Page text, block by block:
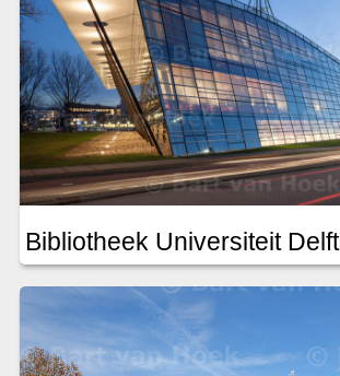
Bibliotheek Universiteit Delft